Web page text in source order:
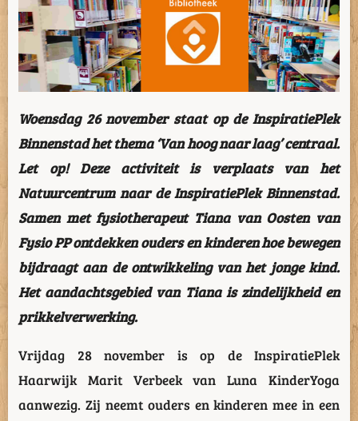
Woensdag 26 november staat op de InspiratiePlek
Binnenstad het thema ‘Van hoog naar laag’ centraal.
Let op! Deze activiteit is verplaats van het
Natuurcentrum naar de InspiratiePlek Binnenstad.
Samen met fysiotherapeut Tiana van Oosten van
Fysio PP ontdekken ouders en kinderen hoe bewegen
bijdraagt aan de ontwikkeling van het jonge kind.
Het aandachtsgebied van Tiana is zindelijkheid en
prikkelverwerking.
Vrijdag 28 november is op de InspiratiePlek
Haarwijk Marit Verbeek van Luna KinderYoga
aanwezig. Zij neemt ouders en kinderen mee in een